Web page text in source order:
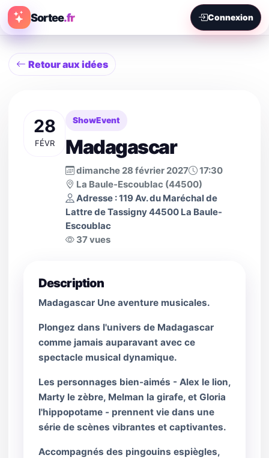
Sortee.fr Connexion
Retour aux idées
28
FÉVR
ShowEvent
Madagascar
dimanche 28 février 2027
17:30
La Baule-Escoublac (44500)
Adresse : 119 Av. du Maréchal de
Lattre de Tassigny 44500 La Baule-
Escoublac
37 vues
Description
Madagascar Une aventure musicales.
Plongez dans l'univers de Madagascar
comme jamais auparavant avec ce
spectacle musical dynamique.
Les personnages bien-aimés - Alex le lion,
Marty le zèbre, Melman la girafe, et Gloria
l'hippopotame - prennent vie dans une
série de scènes vibrantes et captivantes.
Accompagnés des pingouins espiègles,